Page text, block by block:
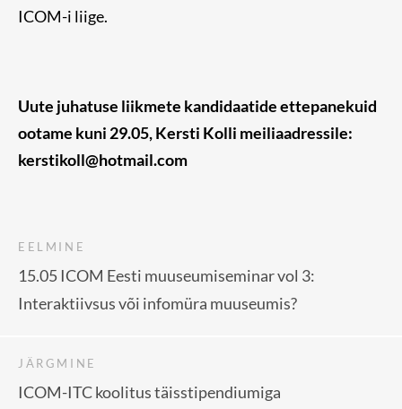
ICOM-i liige.
Uute juhatuse liikmete kandidaatide ettepanekuid
ootame kuni 29.05, Kersti Kolli meiliaadressile:
kerstikoll@hotmail.com
EELMINE
15.05 ICOM Eesti muuseumiseminar vol 3:
Interaktiivsus või infomüra muuseumis?
JÄRGMINE
ICOM-ITC koolitus täisstipendiumiga